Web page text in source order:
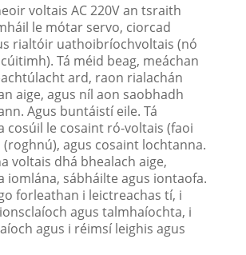
voltais AC 220V an tsraith
le mótar servo, ciorcad
rialtóir uathoibríochvoltais (nó
Tá méid beag, meáchan
ard, raon rialachán
aige, agus níl aon saobhadh
Agus buntáistí eile. Tá
cosúil le cosaint ró-voltais (faoi
agus cosaint lochtanna.
voltais dhá bhealach aige,
iomlána, sábháilte agus iontaofa.
forleathan i leictreachas tí, i
agus talmhaíochta, i
agus i réimsí leighis agus